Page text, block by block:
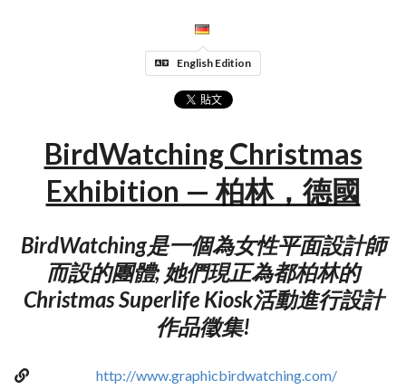
English Edition
BirdWatching Christmas
Exhibition — 柏林，德國
BirdWatching是一個為女性平面設計師
而設的團體; 她們現正為都柏林的
Christmas Superlife Kiosk活動進行設計
作品徵集!
http://www.graphicbirdwatching.com/